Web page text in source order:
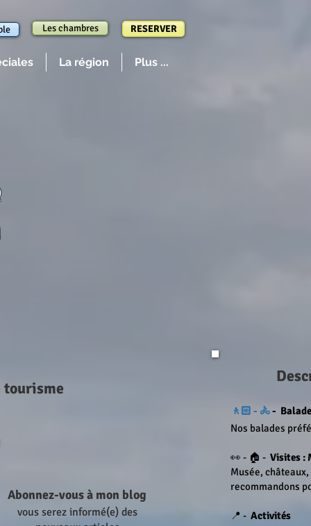
Les chambres RESERVER
La région Plus ...
Abonnez-vous à mon blog
vous serez informé(e) des
tourisme
🚶🏻 - 🚴-
Nos balades
👀 - 🏠 - Visites :
Musée,
recommandons
📍 - Activités